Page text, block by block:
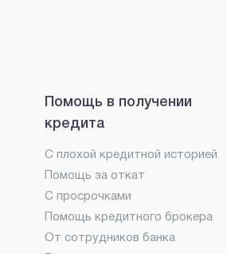
Помощь в получении
кредита
С плохой кредитной историей
Помощь за откат
С просрочками
Помощь кредитного брокера
От сотрудников банка